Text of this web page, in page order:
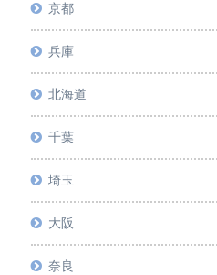
京都
兵庫
北海道
千葉
埼玉
大阪
奈良